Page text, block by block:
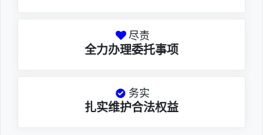
尽责
全力办理委托事项
务实
扎实维护合法权益